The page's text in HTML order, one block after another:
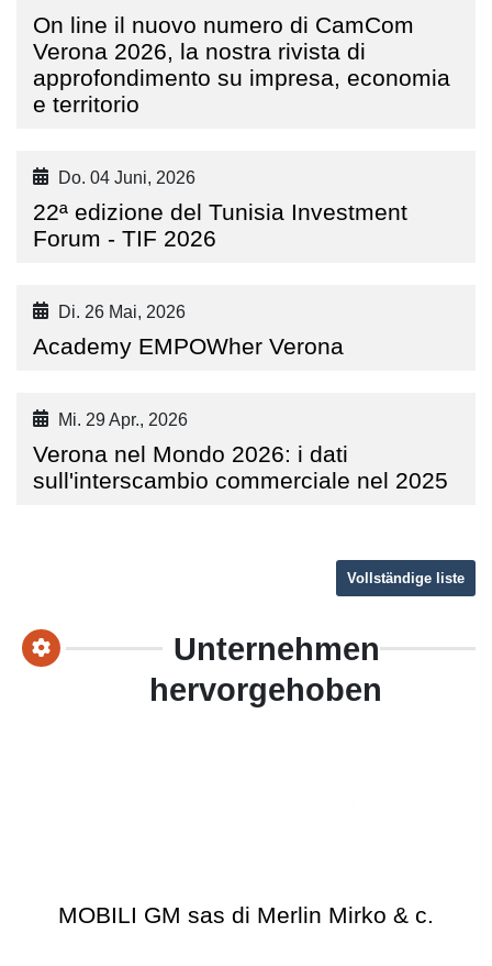
On line il nuovo numero di CamCom
Verona 2026, la nostra rivista di
approfondimento su impresa, economia
e territorio
Do. 04 Juni, 2026
22ª edizione del Tunisia Investment
Forum - TIF 2026
Di. 26 Mai, 2026
Academy EMPOWher Verona
Mi. 29 Apr., 2026
Verona nel Mondo 2026: i dati
sull'interscambio commerciale nel 2025
Vollständige liste
Unternehmen
hervorgehoben
MOBILI GM sas di Merlin Mirko & c.